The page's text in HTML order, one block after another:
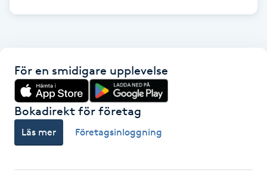
Huduppstramning
Hudvård
För en smidigare upplevelse
Bokadirekt för företag
Läs mer Företagsinloggning